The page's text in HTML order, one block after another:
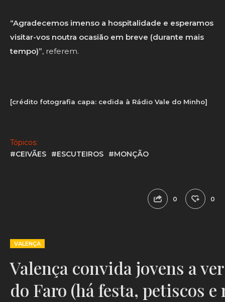
“Agradecemos imenso a hospitalidade e esperamos
visitar-vos noutra ocasião em breve (durante mais
tempo)”, referem.
[crédito fotografia capa: cedida à Rádio Vale do Minho]
Tópicos:
#CEIVÃES
#ESCUTEIROS #MONÇÃO
0 0
VALENÇA
Valença convida jovens a
do Faro (há festa, petiscos